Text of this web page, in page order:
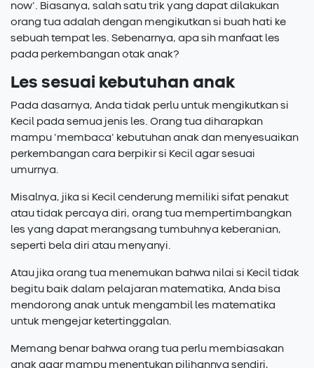
now'. Biasanya, salah satu trik yang dapat dilakukan
orang tua adalah dengan mengikutkan si buah hati ke
sebuah tempat les. Sebenarnya, apa sih manfaat les
pada perkembangan otak anak?
Les sesuai kebutuhan anak
Pada dasarnya, Anda tidak perlu untuk mengikutkan si
Kecil pada semua jenis les. Orang tua diharapkan
mampu 'membaca' kebutuhan anak dan menyesuaikan
perkembangan cara berpikir si Kecil agar sesuai
umurnya.
Misalnya, jika si Kecil cenderung memiliki sifat penakut
atau tidak percaya diri, orang tua mempertimbangkan
les yang dapat merangsang tumbuhnya keberanian,
seperti bela diri atau menyanyi.
Atau jika orang tua menemukan bahwa nilai si Kecil tidak
begitu baik dalam pelajaran matematika, Anda bisa
mendorong anak untuk mengambil les matematika
untuk mengejar ketertinggalan.
Memang benar bahwa orang tua perlu membiasakan
anak agar mampu menentukan pilihannya sendiri,